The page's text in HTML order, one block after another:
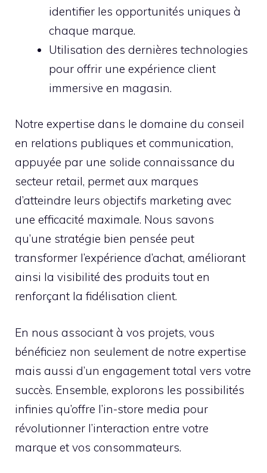
identifier les opportunités uniques à
chaque marque.
Utilisation des dernières technologies
pour offrir une expérience client
immersive en magasin.
Notre expertise dans le domaine du conseil
en relations publiques et communication,
appuyée par une solide connaissance du
secteur retail, permet aux marques
d’atteindre leurs objectifs marketing avec
une efficacité maximale. Nous savons
qu’une stratégie bien pensée peut
transformer l’expérience d’achat, améliorant
ainsi la visibilité des produits tout en
renforçant la fidélisation client.
En nous associant à vos projets, vous
bénéficiez non seulement de notre expertise
mais aussi d’un engagement total vers votre
succès. Ensemble, explorons les possibilités
infinies qu’offre l’in-store media pour
révolutionner l’interaction entre votre
marque et vos consommateurs.